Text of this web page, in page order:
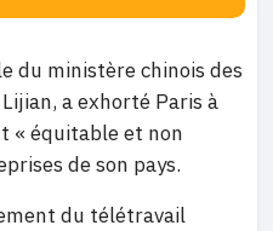
du ministère chinois des
a exhorté Paris à
« équitable et non
de son pays.
du télétravail